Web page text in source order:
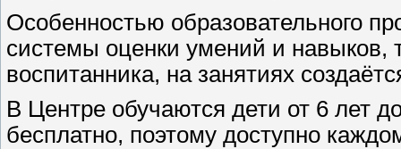
Особенностью образовательного
системы оценки умений и навыков,
воспитанника, на занятиях
В Центре обучаются дети от 6 лет
бесплатно, поэтому доступно